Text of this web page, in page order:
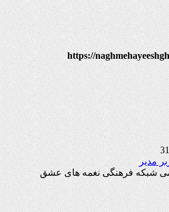
https://
مدیر
شبکه فرهنگی نغمه های عشق